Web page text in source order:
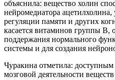
объяснила: вещество холин
нейромедиатора
регуляции памяти и других
касается витаминов группы В,
поддержания нормального
системы и для создания
Чуракина отметила:
мозговой деятельности